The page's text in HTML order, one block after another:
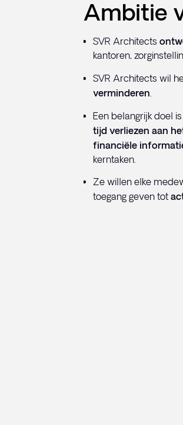
Ambitie
SVR Architects
kantoren,
SVR Architects wil
verminderen.
Een belangrijk doel
tijd verliezen aan
financiële
kerntaken.
Ze willen elke
toegang geven tot